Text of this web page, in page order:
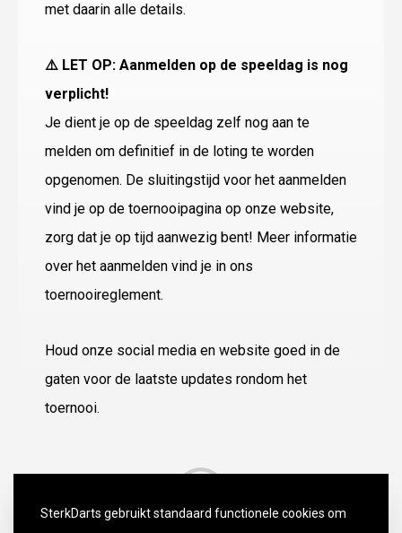
met daarin alle details.
⚠️ LET OP: Aanmelden op de speeldag is nog
verplicht!
Je dient je op de speeldag zelf nog aan te
melden om definitief in de loting te worden
opgenomen. De sluitingstijd voor het aanmelden
vind je op de toernooipagina op onze website,
zorg dat je op tijd aanwezig bent! Meer informatie
over het aanmelden vind je in ons
toernooireglement.
Houd onze social media en website goed in de
gaten voor de laatste updates rondom het
toernooi.
SterkDarts gebruikt standaard functionele cookies om